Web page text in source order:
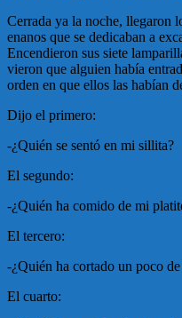
Cerrada ya la noche, llegaron
enanos que se dedicaban a
Encendieron sus siete
vieron que alguien había
orden en que ellos las habían
Dijo el primero:
-¿Quién se sentó en mi sillita?
El segundo:
-¿Quién ha comido de mi
El tercero:
-¿Quién ha cortado un poco
El cuarto: